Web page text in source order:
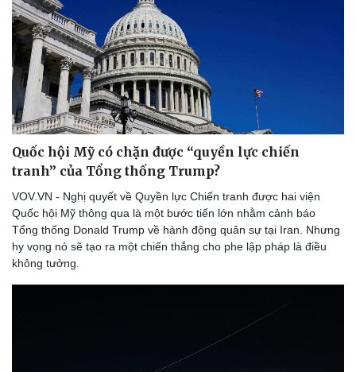
Quốc hội Mỹ có chặn được “quyền lực chiến
tranh” của Tổng thống Trump?
VOV.VN - Nghị quyết về Quyền lực Chiến tranh được hai viện
Quốc hội Mỹ thông qua là một bước tiến lớn nhằm cảnh báo
Tổng thống Donald Trump về hành động quân sự tại Iran. Nhưng
hy vọng nó sẽ tạo ra một chiến thắng cho phe lập pháp là điều
không tưởng.